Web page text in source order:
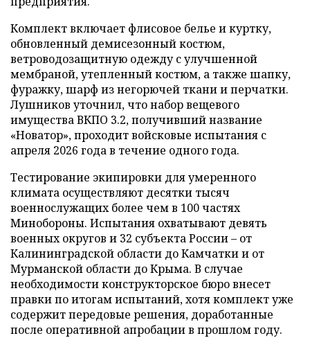
Комплект включает флисовое белье и куртку,
обновленный демисезонный костюм,
ветроводозащитную одежду с улучшенной
мембраной, утепленный костюм, а также шапку,
фуражку, шарф из негорючей ткани и перчатки.
Лушников уточнил, что набор вещевого
имущества ВКПО 3.2, получивший название
«Новатор», проходит войсковые испытания с
апреля 2026 года в течение одного года.
Тестирование экипировки для умеренного
климата осуществляют десятки тысяч
военнослужащих более чем в 100 частях
Минобороны. Испытания охватывают девять
военных округов и 32 субъекта России – от
Калининградской области до Камчатки и от
Мурманской области до Крыма. В случае
необходимости конструкторское бюро внесет
правки по итогам испытаний, хотя комплект уже
содержит передовые решения, доработанные
после оперативной апробации в прошлом году.